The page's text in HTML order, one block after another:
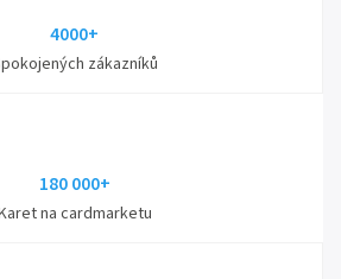
4000+
zákazníků
180 000+
na cardmarketu